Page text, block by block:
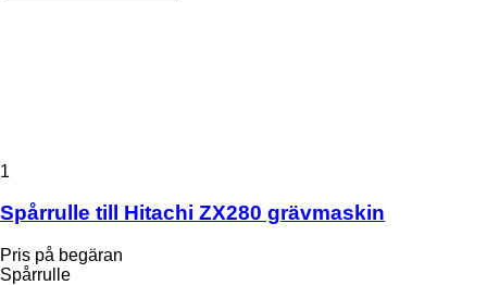
1
Spårrulle till Hitachi ZX280 grävmaskin
Pris på begäran
Spårrulle